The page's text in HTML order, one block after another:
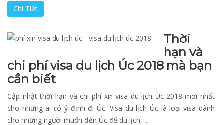
Chi Tiết
Thời
hạn và
chi phí visa du lịch Úc 2018 mà bạn
cần biết
Cập nhật thời hạn và chi phí xin visa du lịch Úc 2018 mơi nhất
cho những ai có ý định đi Úc. Visa du lịch Úc là loại visa dành
cho những người muốn đến Úc để du lịch, ...